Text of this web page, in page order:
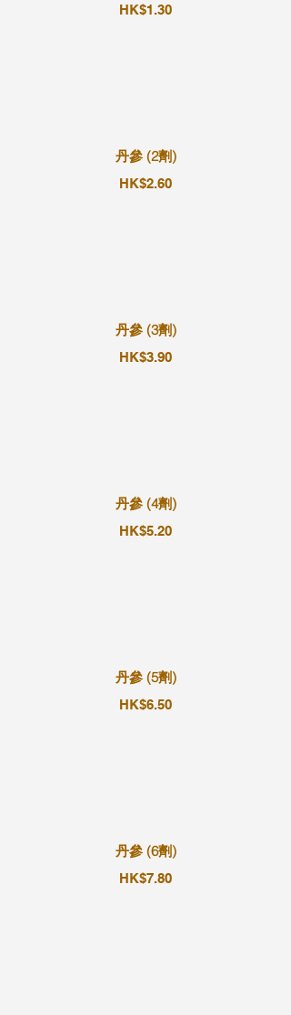
HK$1.30
丹參 (2劑)
HK$2.60
丹參 (3劑)
HK$3.90
丹參 (4劑)
HK$5.20
丹參 (5劑)
HK$6.50
丹參 (6劑)
HK$7.80